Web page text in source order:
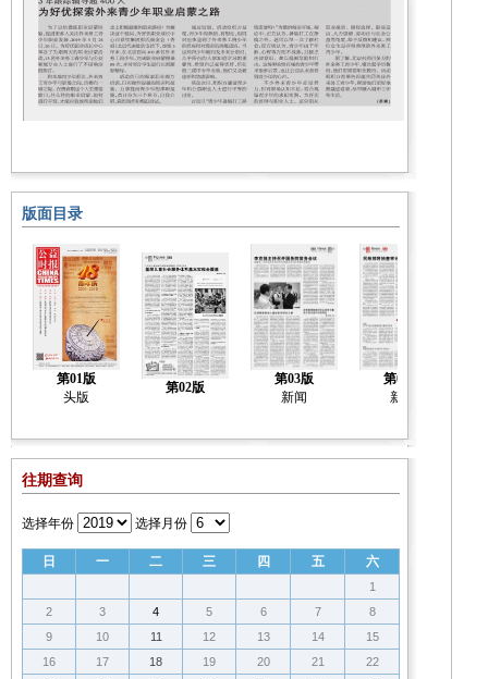
版面目录
第01版
头版
第02版
第03版
新闻
第04版
新闻
往期查询
选择年份 选择月份
日 一 二 三 四 五 六
1
2
3 4 5 6 7
8
9
10 11 12 13 14
15
16
17 18 19 20 21
22